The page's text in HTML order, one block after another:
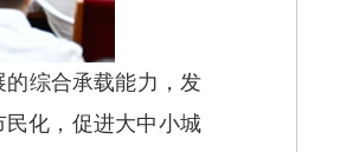
综合承载能力，发
化，促进大中小城